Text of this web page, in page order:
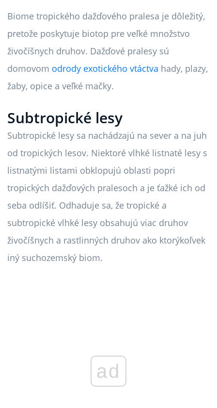
Biome tropického dažďového pralesa je dôležitý,
pretože poskytuje biotop pre veľké množstvo
živočíšnych druhov. Dažďové pralesy sú
domovom odrody exotického vtáctva hady, plazy,
žaby, opice a veľké mačky.
Subtropické lesy
Subtropické lesy sa nachádzajú na sever a na juh
od tropických lesov. Niektoré vlhké listnaté lesy s
listnatými listami obklopujú oblasti popri
tropických dažďových pralesoch a je ťažké ich od
seba odlíšiť. Odhaduje sa, že tropické a
subtropické vlhké lesy obsahujú viac druhov
živočíšnych a rastlinných druhov ako ktorýkoľvek
iný suchozemský biom.
ad